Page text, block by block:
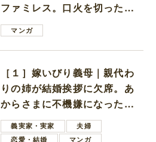
ファミレス。口火を切ったの
は電車好きの男の子ママ
マンガ
［１］嫁いびり義母｜親代わ
りの姉が結婚挨拶に欠席。あ
からさまに不機嫌になった義
母義実家・実家
夫婦
恋愛・結婚
マンガ